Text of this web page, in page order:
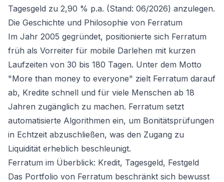
Tagesgeld zu 2,90 % p.a. (Stand: 06/2026) anzulegen.
Die Geschichte und Philosophie von Ferratum
Im Jahr 2005 gegründet, positionierte sich Ferratum
früh als Vorreiter für mobile Darlehen mit kurzen
Laufzeiten von 30 bis 180 Tagen. Unter dem Motto
"More than money to everyone" zielt Ferratum darauf
ab, Kredite schnell und für viele Menschen ab 18
Jahren zugänglich zu machen. Ferratum setzt
automatisierte Algorithmen ein, um Bonitätsprüfungen
in Echtzeit abzuschließen, was den Zugang zu
Liquidität erheblich beschleunigt.
Ferratum im Überblick: Kredit, Tagesgeld, Festgeld
Das Portfolio von Ferratum beschränkt sich bewusst